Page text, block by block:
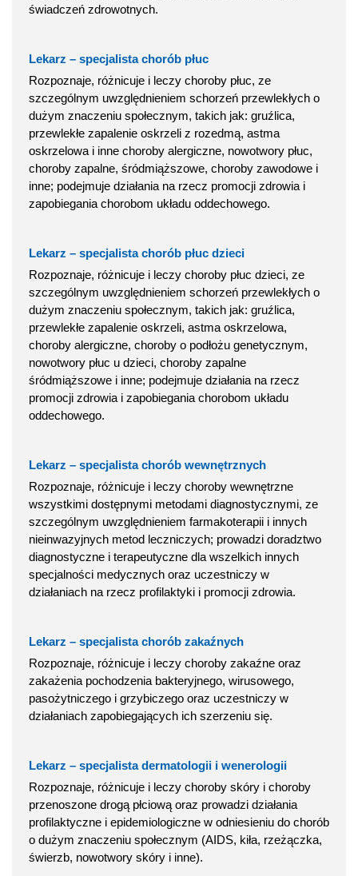
świadczeń zdrowotnych.
Lekarz – specjalista chorób płuc
Rozpoznaje, różnicuje i leczy choroby płuc, ze
szczególnym uwzględnieniem schorzeń przewlekłych o
dużym znaczeniu społecznym, takich jak: gruźlica,
przewlekłe zapalenie oskrzeli z rozedmą, astma
oskrzelowa i inne choroby alergiczne, nowotwory płuc,
choroby zapalne, śródmiąższowe, choroby zawodowe i
inne; podejmuje działania na rzecz promocji zdrowia i
zapobiegania chorobom układu oddechowego.
Lekarz – specjalista chorób płuc dzieci
Rozpoznaje, różnicuje i leczy choroby płuc dzieci, ze
szczególnym uwzględnieniem schorzeń przewlekłych o
dużym znaczeniu społecznym, takich jak: gruźlica,
przewlekłe zapalenie oskrzeli, astma oskrzelowa,
choroby alergiczne, choroby o podłożu genetycznym,
nowotwory płuc u dzieci, choroby zapalne
śródmiąższowe i inne; podejmuje działania na rzecz
promocji zdrowia i zapobiegania chorobom układu
oddechowego.
Lekarz – specjalista chorób wewnętrznych
Rozpoznaje, różnicuje i leczy choroby wewnętrzne
wszystkimi dostępnymi metodami diagnostycznymi, ze
szczególnym uwzględnieniem farmakoterapii i innych
nieinwazyjnych metod leczniczych; prowadzi doradztwo
diagnostyczne i terapeutyczne dla wszelkich innych
specjalności medycznych oraz uczestniczy w
działaniach na rzecz profilaktyki i promocji zdrowia.
Lekarz – specjalista chorób zakaźnych
Rozpoznaje, różnicuje i leczy choroby zakaźne oraz
zakażenia pochodzenia bakteryjnego, wirusowego,
pasożytniczego i grzybiczego oraz uczestniczy w
działaniach zapobiegających ich szerzeniu się.
Lekarz – specjalista dermatologii i wenerologii
Rozpoznaje, różnicuje i leczy choroby skóry i choroby
przenoszone drogą płciową oraz prowadzi działania
profilaktyczne i epidemiologiczne w odniesieniu do chorób
o dużym znaczeniu społecznym (AIDS, kiła, rzeżączka,
świerzb, nowotwory skóry i inne).